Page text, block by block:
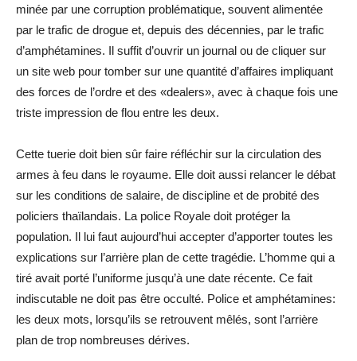
minée par une corruption problématique, souvent alimentée
par le trafic de drogue et, depuis des décennies, par le trafic
d’amphétamines. Il suffit d’ouvrir un journal ou de cliquer sur
un site web pour tomber sur une quantité d’affaires impliquant
des forces de l’ordre et des «dealers», avec à chaque fois une
triste impression de flou entre les deux.
Cette tuerie doit bien sûr faire réfléchir sur la circulation des
armes à feu dans le royaume. Elle doit aussi relancer le débat
sur les conditions de salaire, de discipline et de probité des
policiers thaïlandais. La police Royale doit protéger la
population. Il lui faut aujourd’hui accepter d’apporter toutes les
explications sur l’arrière plan de cette tragédie. L’homme qui a
tiré avait porté l’uniforme jusqu’à une date récente. Ce fait
indiscutable ne doit pas être occulté. Police et amphétamines:
les deux mots, lorsqu’ils se retrouvent mêlés, sont l’arrière
plan de trop nombreuses dérives.